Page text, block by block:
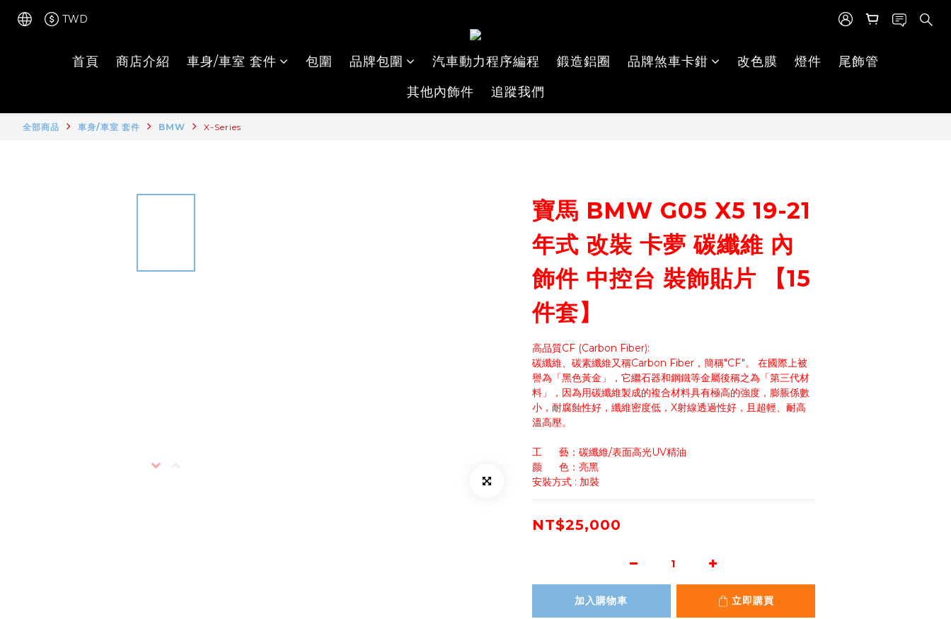
TWD
首頁 商店介紹 車身/車室 套件 包圍 品牌包圍 汽車動力程序編程 鍛造鋁圈 品牌煞車卡鉗 改色膜 燈件
尾飾管
其他內飾件
追蹤我們
全部商品 車身/車室 套件 BMW X-Series
寶馬 BMW G05 X5 19-21
年式 改裝 卡夢 碳纖維 內
飾件 中控台 裝飾貼片 【15
件套】
高品質CF (Carbon Fiber):
碳纖維、碳素纖維又稱Carbon Fiber，簡稱"CF"。 在國際上被
譽為「黑色黃金」，它繼石器和鋼鐵等金屬後稱之為「第三代材
料」，因為用碳纖維製成的複合材料具有極高的強度，膨脹係數
小，耐腐蝕性好，纖維密度低，X射線透過性好，且超輕、耐高
溫高壓。
工      藝：碳纖維/表面高光UV精油
颜      色：亮黑
安裝方式 : 加裝
NT$25,000
加入購物車 立即購買